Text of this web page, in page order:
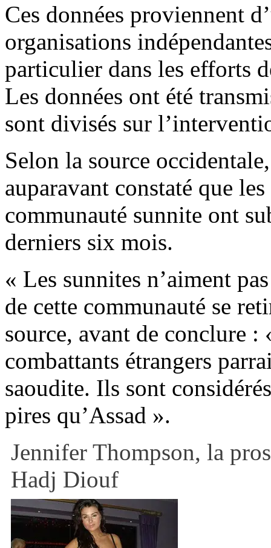
Ces données proviennent
organisations
particulier dans les efforts
Les données ont été
sont divisés sur
Selon la source
auparavant constaté que
communauté sunnite ont
derniers six mois.
« Les sunnites n’aiment
de cette communauté se
source, avant de conclure :
combattants étrangers
saoudite. Ils sont
pires qu’Assad ».
Jennifer Thompson, la
Hadj Diouf